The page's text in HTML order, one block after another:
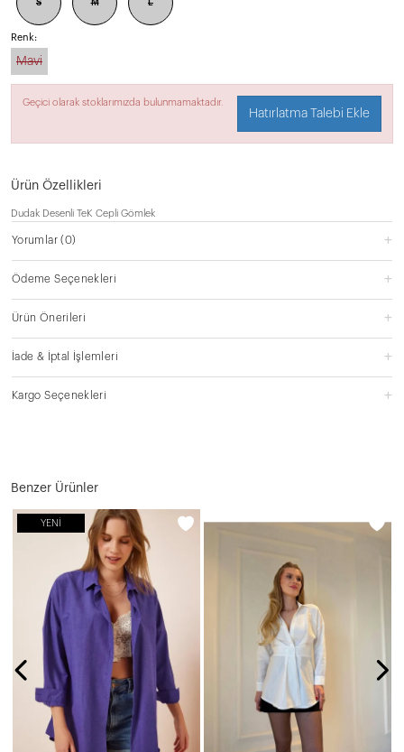
S M L
Renk:
Mavi
Geçici olarak stoklarımızda bulunmamaktadır.
Hatırlatma Talebi Ekle
Ürün Özellikleri
Dudak Desenli TeK Cepli Gömlek
Yorumlar(0)
Ödeme Seçenekleri
Ürün Önerileri
İade & İptal İşlemleri
Kargo Seçenekleri
Benzer Ürünler
YENI